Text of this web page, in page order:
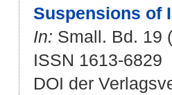
Suspensions of
In: Small. Bd. 19
ISSN 1613-6829
DOI der